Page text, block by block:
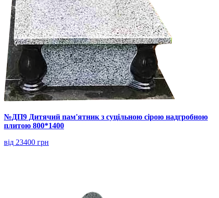
№ДП9 Дитячий пам'ятник з суцільною сірою надгробною
плитою 800*1400
від 23400 грн